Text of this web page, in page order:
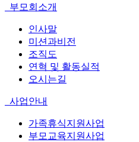
부모회소개
인사말
미션과비전
조직도
연혁 및 활동실적
오시는길
사업안내
가족휴식지원사업
부모교육지원사업